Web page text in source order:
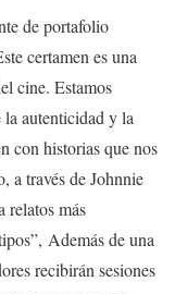
de portafolio
certamen es una
cine. Estamos
la autenticidad y la
con historias que nos
a través de Johnnie
relatos más
Además de una
recibirán sesiones